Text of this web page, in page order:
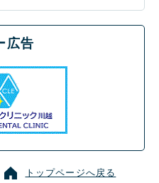
広告
トップページへ戻る